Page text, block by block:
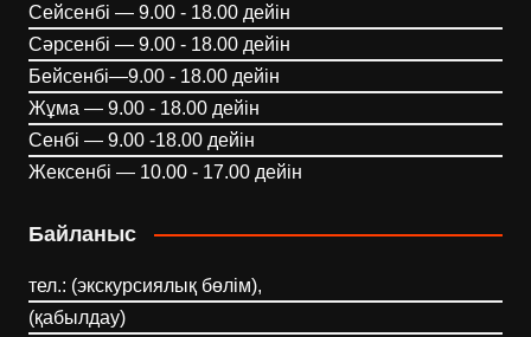
Сейсенбі — 9.00 - 18.00 дейін
Сәрсенбі — 9.00 - 18.00 дейін
Бейсенбі—9.00 - 18.00 дейін
Жұма — 9.00 - 18.00 дейін
Сенбі — 9.00 -18.00 дейін
Жексенбі — 10.00 - 17.00 дейін
Байланыс
тел.: (экскурсиялық бөлім),
(қабылдау)